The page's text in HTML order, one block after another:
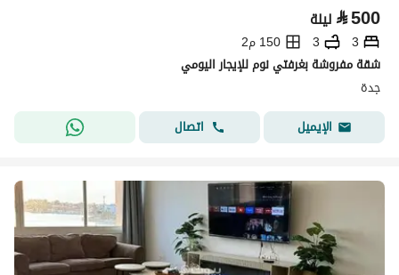
⃁500 ليلة
3
3
150 م2
شقة مفروشة بغرفتي نوم للإيجار اليومي
جدة
الإيميل
اتصال